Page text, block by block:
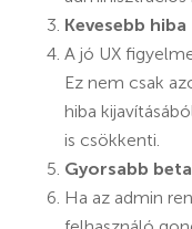
Kevesebb hiba
A jó UX
Ez nem csak
hiba
is csökkenti.
Gyorsabb
Ha az admin